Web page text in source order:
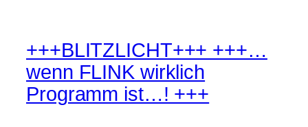
+++BLITZLICHT+++ +++…
wenn FLINK wirklich
Programm ist…! +++